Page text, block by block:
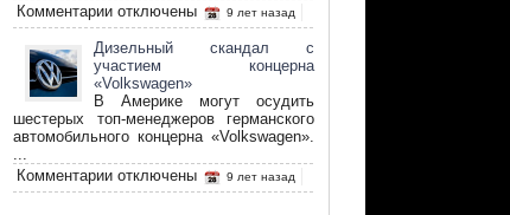
Комментариик
записи
Что
такое
биотопливо
его
преимущество
отключены 9 лет назад
Дизельный скандал с
участием концерна
«Volkswagen»
В Америке могут осудить
шестерых топ-менеджеров германского
автомобильного концерна «Volkswagen».
...
Комментариик
записи
отключены 9 лет назад